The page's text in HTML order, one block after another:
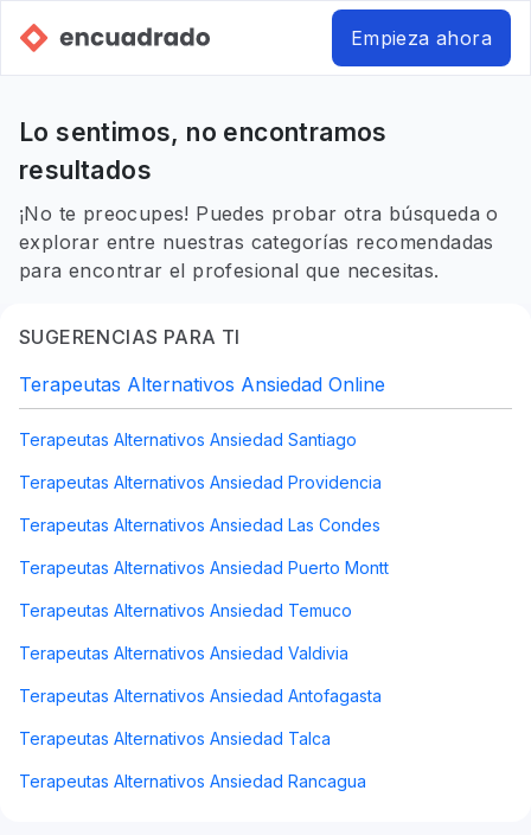
Empieza ahora
Lo sentimos, no encontramos
resultados
¡No te preocupes! Puedes probar otra búsqueda o
explorar entre nuestras categorías recomendadas
para encontrar el profesional que necesitas.
SUGERENCIAS PARA TI
Terapeutas Alternativos Ansiedad Online
Terapeutas Alternativos Ansiedad Santiago
Terapeutas Alternativos Ansiedad Providencia
Terapeutas Alternativos Ansiedad Las Condes
Terapeutas Alternativos Ansiedad Puerto Montt
Terapeutas Alternativos Ansiedad Temuco
Terapeutas Alternativos Ansiedad Valdivia
Terapeutas Alternativos Ansiedad Antofagasta
Terapeutas Alternativos Ansiedad Talca
Terapeutas Alternativos Ansiedad Rancagua